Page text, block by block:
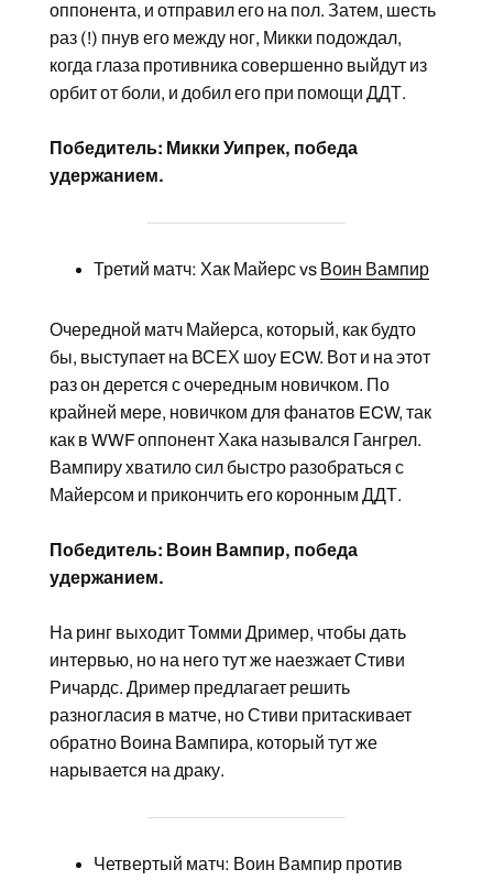
оппонента, и отправил его на пол. Затем, шесть
раз (!) пнув его между ног, Микки подождал,
когда глаза противника совершенно выйдут из
орбит от боли, и добил его при помощи ДДТ.
Победитель: Микки Уипрек, победа
удержанием.
Третий матч: Хак Майерс vs Воин Вампир
Очередной матч Майерса, который, как будто
бы, выступает на ВСЕХ шоу ECW. Вот и на этот
раз он дерется с очередным новичком. По
крайней мере, новичком для фанатов ECW, так
как в WWF оппонент Хака назывался Гангрел.
Вампиру хватило сил быстро разобраться с
Майерсом и прикончить его коронным ДДТ.
Победитель: Воин Вампир, победа
удержанием.
На ринг выходит Томми Дример, чтобы дать
интервью, но на него тут же наезжает Стиви
Ричардс. Дример предлагает решить
разногласия в матче, но Стиви притаскивает
обратно Воина Вампира, который тут же
нарывается на драку.
Четвертый матч: Воин Вампир против